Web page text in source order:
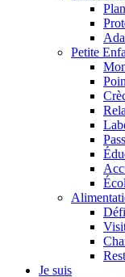
Petite
Je suis